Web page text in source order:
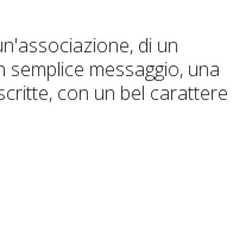
di un
messaggio, una
con un bel carattere